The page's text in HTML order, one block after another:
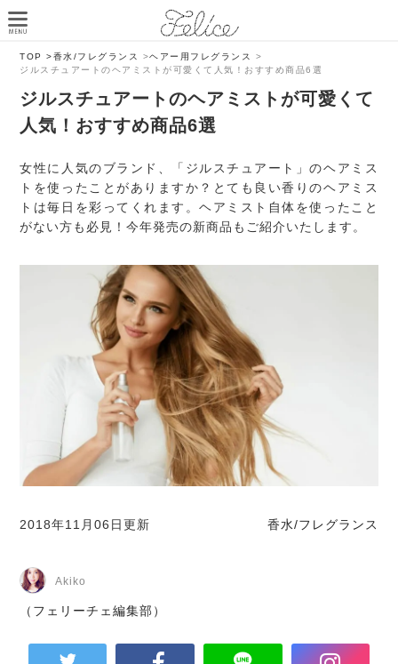
TOP >香水/フレグランス >ヘアー用フレグランス
>
ジルスチュアートのヘアミストが可愛くて人気！おすすめ商品6選
ジルスチュアートのヘアミストが可愛くて
人気！おすすめ商品6選
女性に人気のブランド、「ジルスチュアート」のヘアミス
トを使ったことがありますか？とても良い香りのヘアミス
トは毎日を彩ってくれます。ヘアミスト自体を使ったこと
がない方も必見！今年発売の新商品もご紹介いたします。
2018年11月06日更新 香水/フレグランス
Akiko
（フェリーチェ編集部）